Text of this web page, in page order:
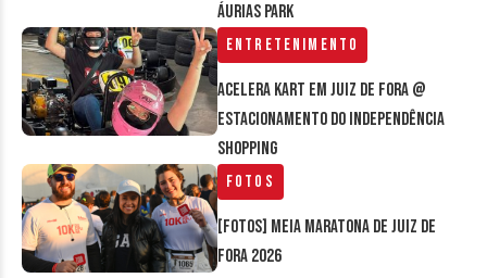
Áurias Park
Entretenimento
Acelera Kart em Juiz de Fora @
estacionamento do Independência
Shopping
Fotos
[FOTOS] Meia Maratona de Juiz de
Fora 2026